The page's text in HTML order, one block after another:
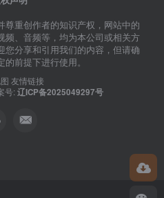
尊重创作者的知识产权，网站中的
频、音频等，均为本公司或相关方
您分享和引用我们的内容，但请确
前提下进行使用。
友情链接
号: 辽ICP备2025049297号